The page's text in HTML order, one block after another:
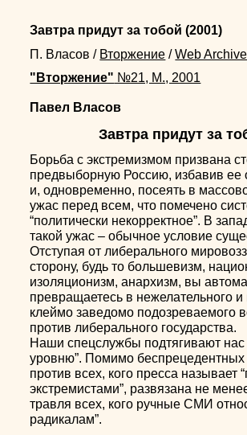
Завтра придут за тобой (2001)
П. Власов / Вторжение / Web Archive
"Вторжение" №21, М., 2001
Павел Власов
Завтра придут за
Борьба с экстремизмом призвана
предвыборную Россию, избавив ее
и, одновременно, посеять в
ужас перед всем, что помечено
“политически некорректное”. В
такой ужас – обычное условие
Отступая от либерального
сторону, будь то большевизм,
изоляционизм, анархизм, вы
превращаетесь в нежелательного и
клеймо заведомо подозреваемого
против либерального государства.
Наши спецслужбы подтягивают нас
уровню”. Помимо беспрецедентных
против всех, кого пресса называет
экстремистами”, развязана не
травля всех, кого ручные СМИ
радикалам”.